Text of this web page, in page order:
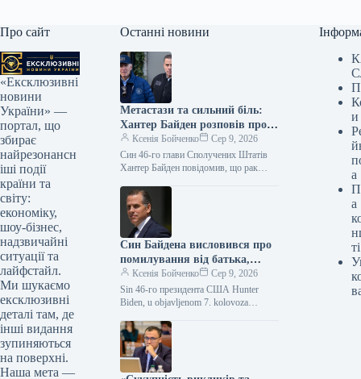
Про сайт
«Ексклюзивні
новини
України» —
портал, що
збирає
найрезонансн
іші події
країни та
світу:
економіку,
шоу-бізнес,
надзвичайні
ситуації та
лайфстайл.
Ми шукаємо
ексклюзивні
деталі там, де
інші видання
зупиняються
на поверхні.
Наша мета —
Останні новини
Метастази та сильний біль:
Хантер Байден розповів про
погіршення здоров’я батька-
онкохворого
Ксенія Бойченко
Сер 9, 2026
Син 46-го глави Сполучених Штатів
Хантер Байден повідомив, що рак
дав ускладнення на кістки…
Син Байдена висловився про
помилування від батька,
назвавши його шкідливим
для американців та спадщини
президента.
Ксенія Бойченко
Сер 9, 2026
Sin 46-го президента США Hunter
Biden, u objavljenom 7. kolovoza
oprost, koji je dobio od…
и
а
а
ті